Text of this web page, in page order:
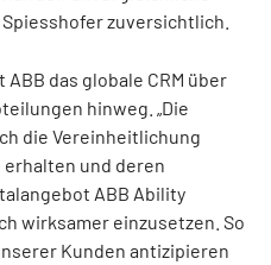
Spiesshofer zuversichtlich.
das globale CRM über
hinweg. „Die
die Vereinheitlichung
und deren
ABB Ability
wirksamer einzusetzen. So
Kunden antizipieren